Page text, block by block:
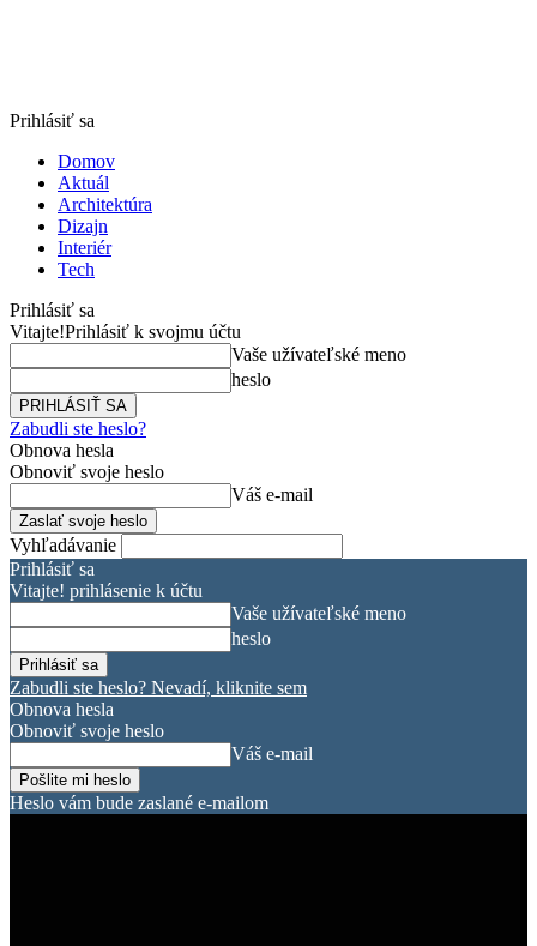
Prihlásiť sa
Domov
Aktuál
Architektúra
Dizajn
Interiér
Tech
Prihlásiť sa
Vitajte!Prihlásiť k svojmu účtu
Vaše užívateľské meno
heslo
Zabudli ste heslo?
Obnova hesla
Obnoviť svoje heslo
Váš e-mail
Vyhľadávanie
Prihlásiť sa
Vitajte! prihlásenie k účtu
Vaše užívateľské meno
heslo
Zabudli ste heslo? Nevadí, kliknite sem
Obnova hesla
Obnoviť svoje heslo
Váš e-mail
Heslo vám bude zaslané e-mailom